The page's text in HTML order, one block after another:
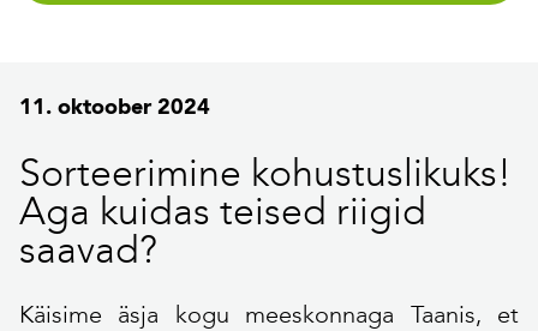
11. oktoober 2024
Sorteerimine kohustuslikuks!
Aga kuidas teised riigid
saavad?
Käisime äsja kogu meeskonnaga Taanis, et